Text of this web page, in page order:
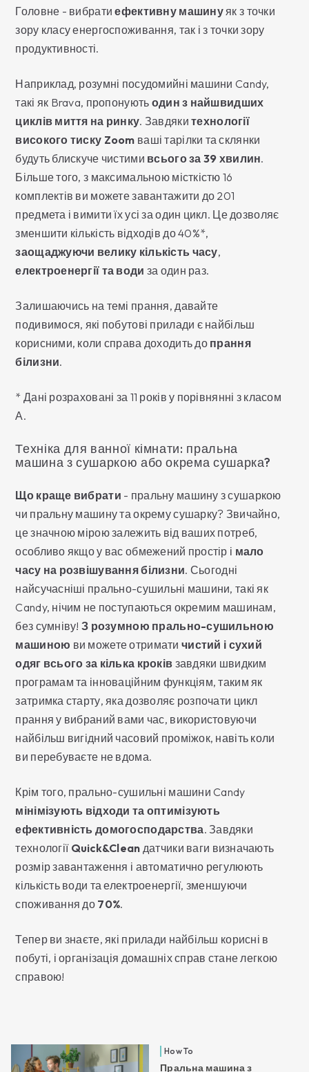
Головне - вибратиефективну машину як з точки
зору класу енергоспоживання, так і з точки зору
продуктивності.
Наприклад, розумні посудомийні машини Candy,
такі як Brava, пропонують один з найшвидших
циклів миття на ринку. Завдякитехнології
високого тиску Zoom ваші тарілки та склянки
будуть блискуче чистими всього за 39 хвилин.
Більше того, з максимальною місткістю 16
комплектів ви можете завантажити до 201
предмета і вимити їх усі за один цикл. Це дозволяє
зменшити кількість відходів до 40%*,
заощаджуючи велику кількість часу,
електроенергії та води за один раз.
Залишаючись на темі прання, давайте
подивимося, які побутові прилади є найбільш
корисними, коли справа доходить до прання
білизни.
* Дані розраховані за 11 років у порівнянні з класом
А.
Техніка для ванної кімнати: пральна
машина з сушаркою або окрема сушарка?
Що краще вибрати - пральну машину з сушаркою
чи пральну машину та окрему сушарку? Звичайно,
це значною мірою залежить від ваших потреб,
особливо якщо у вас обмежений простір і мало
часу на розвішування білизни. Сьогодні
найсучасніші прально-сушильні машини, такі як
Candy, нічим не поступаються окремим машинам,
без сумніву!З розумною прально-сушильною
машиною ви можете отримати чистий і сухий
одяг всього за кілька кроків завдяки швидким
програмам та інноваційним функціям, таким як
затримка старту, яка дозволяє розпочати цикл
прання у вибраний вами час, використовуючи
найбільш вигідний часовий проміжок, навіть коли
ви перебуваєте не вдома.
Крім того, прально-сушильні машини Candy
мінімізують відходи та оптимізують
ефективність домогосподарства. Завдяки
технології Quick&Clean датчики ваги визначають
розмір завантаження і автоматично регулюють
кількість води та електроенергії, зменшуючи
споживання до 70%.
Тепер ви знаєте, які прилади найбільш корисні в
побуті, і організація домашніх справ стане легкою
справою!
How To
Пральна машина з